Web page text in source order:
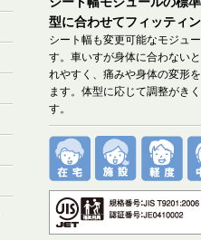
型に合わせてフィッティ
シート幅も変更可能なモジュ
す。車いすが身体に合わない
れやすく、痛みや身体の変形
ます。体型に応じて調整がき
す。